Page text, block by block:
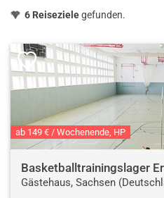
6 Reisezielegefunden.
ab 149 € / Wochenende, HP
Basketballtrainingslager
Gästehaus, Sachsen